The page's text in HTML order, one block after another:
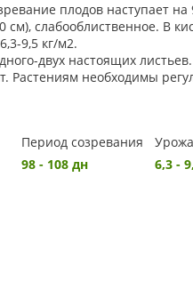
плодов наступает на
см), слабооблиственное. В
9,5 кг/м2.
двух настоящих
Растениям необходимы
Период созревания
98 - 108 дн
6,3 -